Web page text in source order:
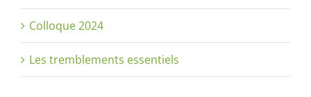
Colloque 2024
Les tremblements essentiels